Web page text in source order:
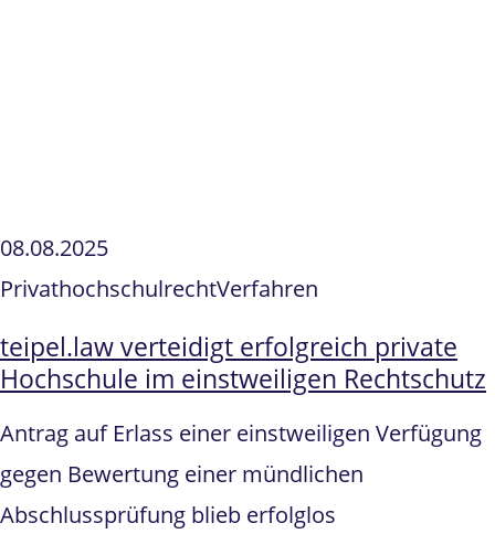
08.08.2025
PrivathochschulrechtVerfahren
teipel.law verteidigt erfolgreich private
Hochschule im einstweiligen Rechtschutz
Antrag auf Erlass einer einstweiligen Verfügung
gegen Bewertung einer mündlichen
Abschlussprüfung blieb erfolglos